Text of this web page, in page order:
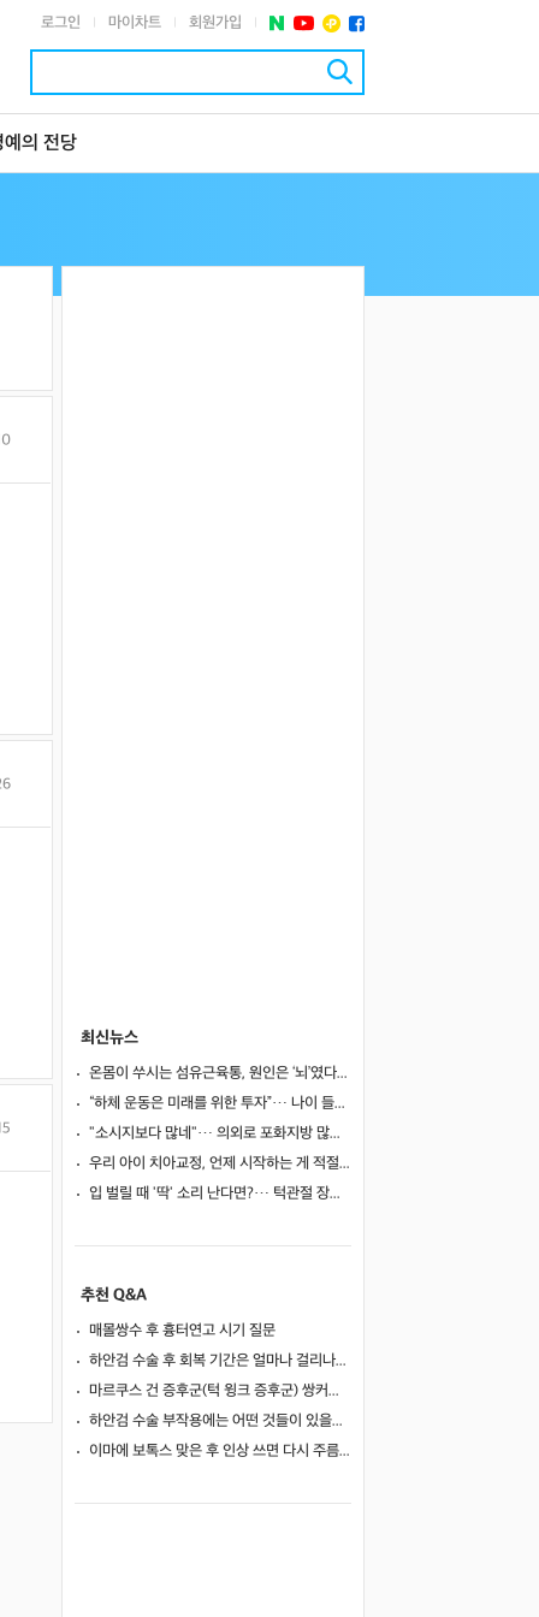
로그인 마이차트 회원가입
예의 전당
최신뉴스
온몸이 쑤시는 섬유근육통, 원인은 ‘뇌’였다… 250만 명 연구로 첫 입증
“하체 운동은 미래를 위한 투자”… 나이 들어도 움직이는 힘을 지키려면? ⑦ [평생운동연구소]
"소시지보다 많네"… 의외로 포화지방 많은 식품 4
우리 아이 치아교정, 언제 시작하는 게 적절할까? 성장기 교정의 적절한 타이밍
입 벌릴 때 '딱' 소리 난다면?… 턱관절 장애 신호일 수도
추천 Q&A
매몰쌍수 후 흉터연고 시기 질문
하안검 수술 후 회복 기간은 얼마나 걸리나요?
마르쿠스 건 증후군(턱 윙크 증후군) 쌍커풀 수술 가능 여부
하안검 수술 부작용에는 어떤 것들이 있을까요?
이마에 보톡스 맞은 후 인상 쓰면 다시 주름이 생길까요?